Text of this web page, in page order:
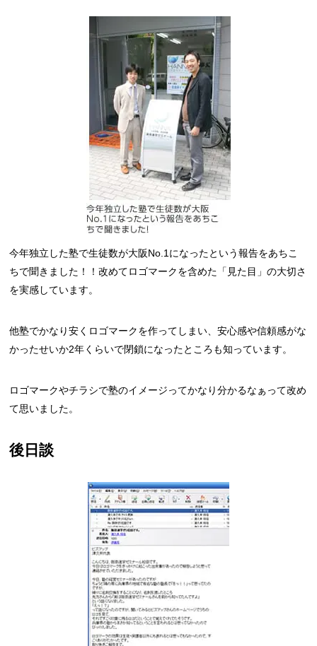
今年独立した塾で生徒数が大阪No.1になったという報告をあちこ
ちで聞きました！！改めてロゴマークを含めた「見た目」の大切さ
を実感しています。
他塾でかなり安くロゴマークを作ってしまい、安心感や信頼感がな
かったせいか2年くらいで閉鎖になったところも知っています。
ロゴマークやチラシで塾のイメージってかなり分かるなぁって改め
て思いました。
後日談